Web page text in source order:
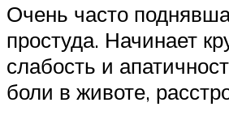
Очень часто
простуда. Начинает
слабость и
боли в животе,